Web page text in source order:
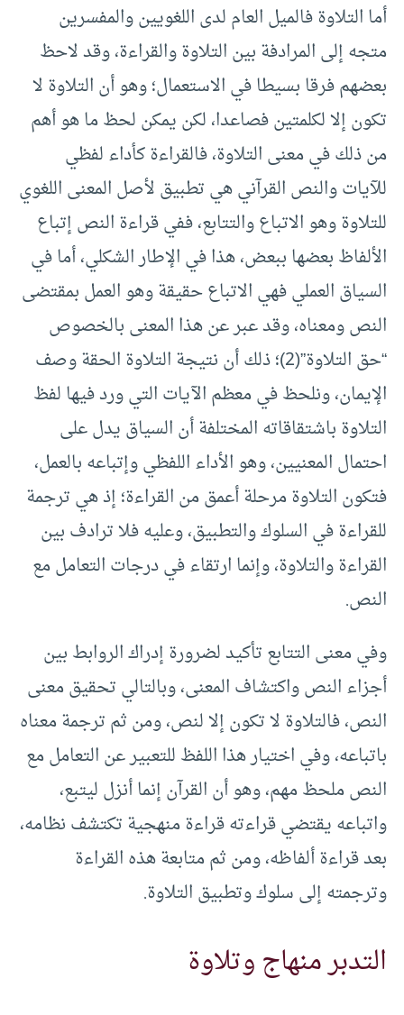
أما التلاوة فالميل العام لدى اللغويين والمفسرين
متجه إلى المرادفة بين التلاوة والقراءة، وقد لاحظ
بعضهم فرقا بسيطا في الاستعمال؛ وهو أن التلاوة لا
تكون إلا لكلمتين فصاعدا، لكن يمكن لحظ ما هو أهم
من ذلك في معنى التلاوة، فالقراءة كأداء لفظي
للآيات والنص القرآني هي تطبيق لأصل المعنى اللغوي
للتلاوة وهو الاتباع والتتابع، ففي قراءة النص إتباع
الألفاظ بعضها ببعض، هذا في الإطار الشكلي، أما في
السياق العملي فهي الاتباع حقيقة وهو العمل بمقتضى
النص ومعناه، وقد عبر عن هذا المعنى بالخصوص
“حق التلاوة”(2)؛ ذلك أن نتيجة التلاوة الحقة وصف
الإيمان، ونلحظ في معظم الآيات التي ورد فيها لفظ
التلاوة باشتقاقاته المختلفة أن السياق يدل على
احتمال المعنيين، وهو الأداء اللفظي وإتباعه بالعمل،
فتكون التلاوة مرحلة أعمق من القراءة؛ إذ هي ترجمة
للقراءة في السلوك والتطبيق، وعليه فلا ترادف بين
القراءة والتلاوة، وإنما ارتقاء في درجات التعامل مع
النص.
وفي معنى التتابع تأكيد لضرورة إدراك الروابط بين
أجزاء النص واكتشاف المعنى، وبالتالي تحقيق معنى
النص، فالتلاوة لا تكون إلا لنص، ومن ثم ترجمة معناه
باتباعه، وفي اختيار هذا اللفظ للتعبير عن التعامل مع
النص ملحظ مهم، وهو أن القرآن إنما أنزل ليتبع،
واتباعه يقتضي قراءته قراءة منهجية تكتشف نظامه،
بعد قراءة ألفاظه، ومن ثم متابعة هذه القراءة
وترجمته إلى سلوك وتطبيق التلاوة.
التدبر منهاج وتلاوة